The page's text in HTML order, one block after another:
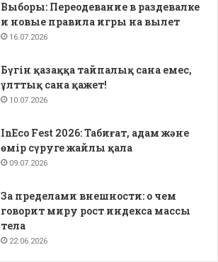
Выборы: Переодевание в раздевалке
и новые правила игры на вылет
16.07.2026
Бүгін қазаққа тайпалық сана емес,
ұлттық сана қажет!
10.07.2026
InEco Fest 2026: Табиғат, адам және
өмір сүруге жайлы қала
09.07.2026
За пределами внешности: о чем
говорит миру рост индекса массы
тела
22.06.2026